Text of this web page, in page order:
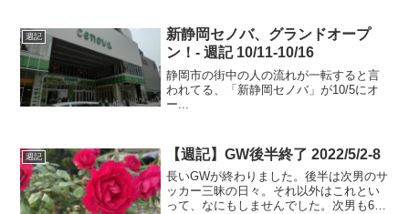
週記
新静岡セノバ、グランドオープ
ン！- 週記 10/11-10/16
静岡市の街中の人の流れが一転すると言
われてる、「新静岡セノバ」が10/5にオ
ー...
週記 【週記】GW後半終了 2022/5/2-8
長いGWが終わりました。後半は次男のサ
ッカー三昧の日々。それ以外はこれとい
って、なにもしませんでした。次男も6年